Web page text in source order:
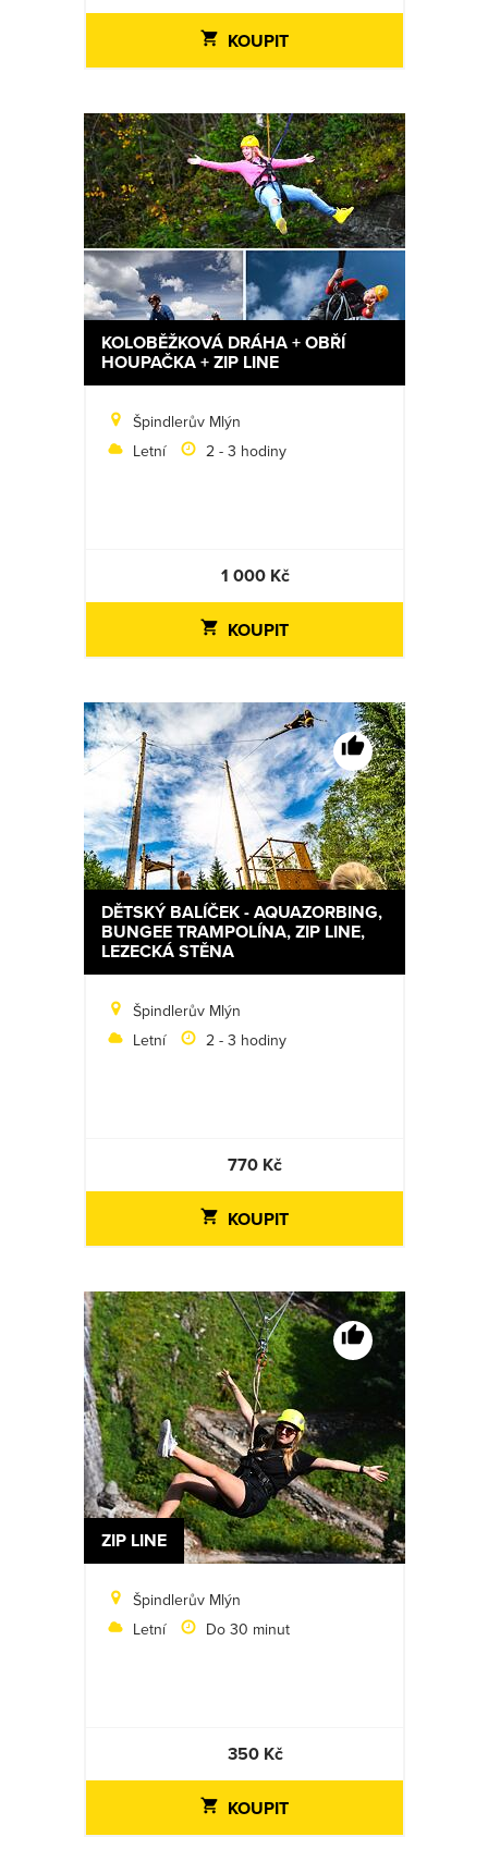
KOUPIT
KOLOBĚŽKOVÁ DRÁHA + OBŘÍ
HOUPAČKA + ZIP LINE
Špindlerův Mlýn
Letní
2 - 3 hodiny
1 000 Kč
KOUPIT
DĚTSKÝ BALÍČEK - AQUAZORBING,
BUNGEE TRAMPOLÍNA, ZIP LINE,
LEZECKÁ STĚNA
Špindlerův Mlýn
Letní
2 - 3 hodiny
770 Kč
KOUPIT
ZIP LINE
Špindlerův Mlýn
Letní
Do 30 minut
350 Kč
KOUPIT